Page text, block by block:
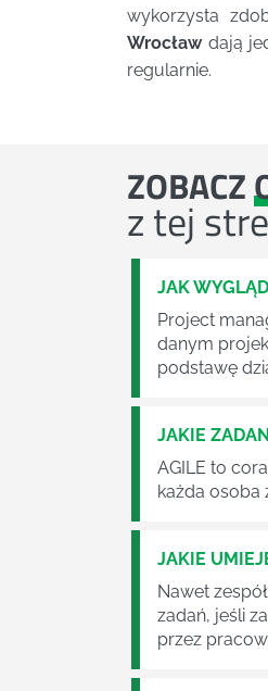
wykorzysta
Wrocławdają
regularnie.
ZOBACZ
z tej
JAK
Project
danym
podstawę
JAKIE
AGILE to
każda osoba
JAKIE
Nawet
zadań, jeśli
przez